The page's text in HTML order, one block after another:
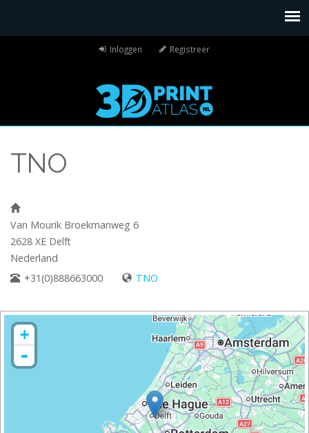
Inloggen Registreer
TNO
Van Mourik Broekmanweg 6
2628 XE Delft
Nederland
+31(0)888663000
TNO
+
-